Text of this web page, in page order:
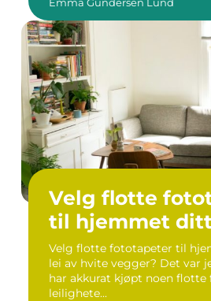
Velg flotte
til hjemmet
Velg flotte fototapeter til
lei av hvite vegger? Det var
har akkurat kjøpt noen
leilighete...